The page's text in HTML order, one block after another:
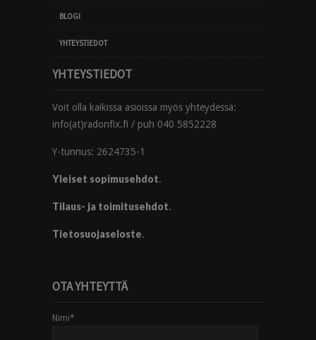
BLOGI
YHTEYSTIEDOT
YHTEYSTIEDOT
Voit olla kaikissa asioissa myös yhteydessä:
info(at)radonfix.fi / puh 040 5852228
Y-tunnus: 2624735-1
Yleiset sopimusehdot.
Tilaus- ja toimitusehdot.
Tietosuojaseloste.
OTA YHTEYTTÄ
Nimi*